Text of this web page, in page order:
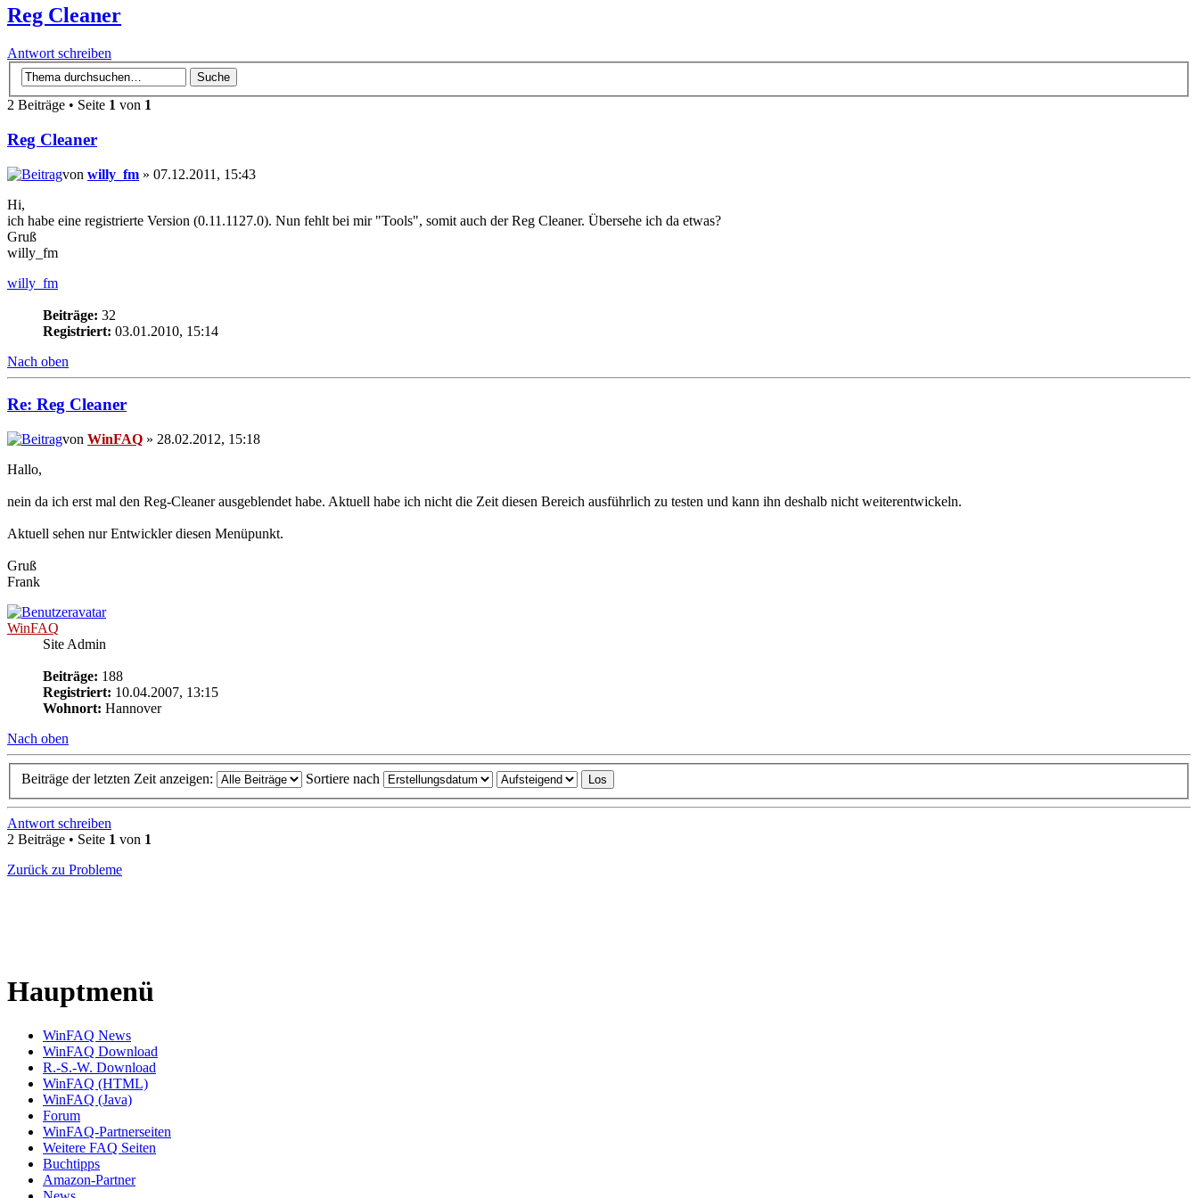
Reg Cleaner
Antwort schreiben
2 Beiträge • Seite 1 von 1
Reg Cleaner
von willy_fm » 07.12.2011, 15:43
Hi,
ich habe eine registrierte Version (0.11.1127.0). Nun fehlt bei mir "Tools", somit auch der Reg Cleaner. Übersehe ich da etwas?
Gruß
willy_fm
willy_fm
Beiträge: 32
Registriert: 03.01.2010, 15:14
Nach oben
Re: Reg Cleaner
von WinFAQ » 28.02.2012, 15:18
Hallo,
nein da ich erst mal den Reg-Cleaner ausgeblendet habe. Aktuell habe ich nicht die Zeit diesen Bereich ausführlich zu testen und kann ihn deshalb nicht weiterentwickeln.
Aktuell sehen nur Entwickler diesen Menüpunkt.
Gruß
Frank
WinFAQ
Site Admin
Beiträge: 188
Registriert: 10.04.2007, 13:15
Wohnort: Hannover
Nach oben
Beiträge der letzten Zeit anzeigen: Sortiere nach
Antwort schreiben
2 Beiträge • Seite 1 von 1
Zurück zu Probleme
Hauptmenü
WinFAQ News
WinFAQ Download
R.-S.-W. Download
WinFAQ (HTML)
WinFAQ (Java)
Forum
WinFAQ-Partnerseiten
Weitere FAQ Seiten
Buchtipps
Amazon-Partner